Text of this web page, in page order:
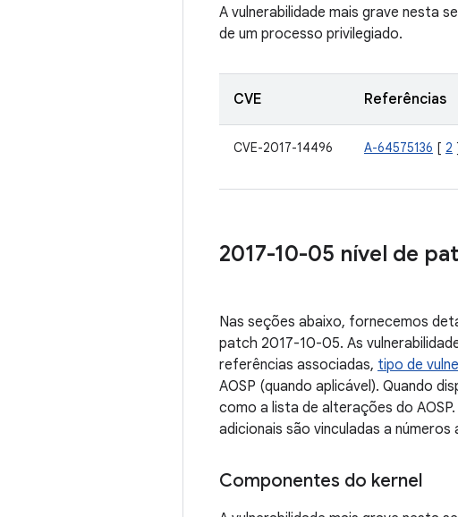
A vulnerabilidade mais grave nesta
de um processo privilegiado.
CVE Referências
CVE-2017-14496 A-64575136 [ 2
2017-10-05 nível de
Nas seções abaixo, fornecemos
patch 2017-10-05. As
referências associadas, tipo de
AOSP (quando aplicável). Quando
como a lista de alterações do
adicionais são vinculadas a números
Componentes do kernel